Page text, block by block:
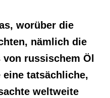
worüber die
nämlich die
russischem Öl
eine tatsächliche,
weltweite